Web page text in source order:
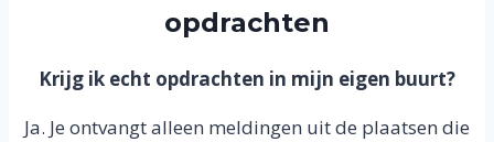
opdrachten
Krijg ik echt opdrachten in mijn eigen buurt?
Ja. Je ontvangt alleen meldingen uit de plaatsen die